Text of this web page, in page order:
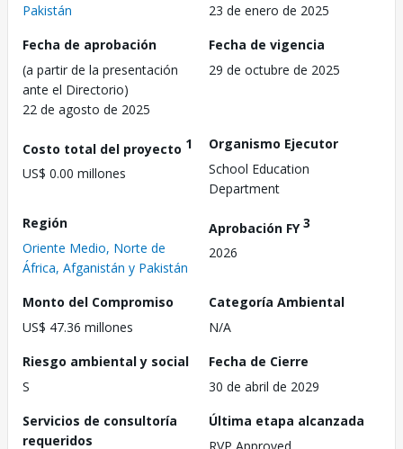
Pakistán
23 de enero de 2025
Fecha de aprobación
(a partir de la presentación
ante el Directorio)
22 de agosto de 2025
Fecha de vigencia
29 de octubre de 2025
Costo total del proyecto 1
US$ 0.00 millones
Organismo Ejecutor
School Education
Department
Región
Oriente Medio, Norte de
África, Afganistán y Pakistán
Aprobación FY3
2026
Monto del Compromiso
US$ 47.36 millones
Categoría Ambiental
N/A
Riesgo ambiental y social
S
Fecha de Cierre
30 de abril de 2029
Servicios de consultoría
requeridos
Última etapa alcanzada
RVP Approved